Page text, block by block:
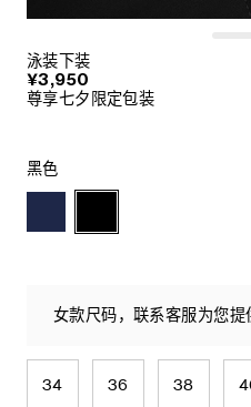
泳装下装
¥3,950
尊享七夕限定包装
黑色
女款尺码，联系客服为您提
34 36 38